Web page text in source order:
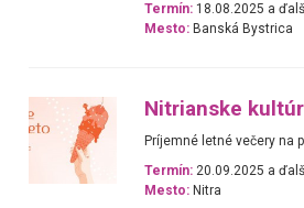
Termín: 18.08.2025 a
Mesto: Banská Bystrica
Nitrianske
Príjemné letné večery na
Termín: 20.09.2025 a
Mesto: Nitra